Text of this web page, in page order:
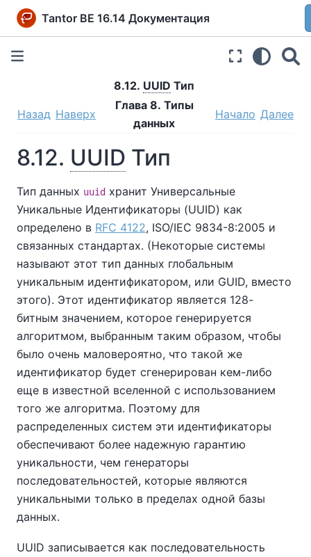
Tantor BE 16.14 Документация
8.12. UUID Тип
Назад Наверх
Глава 8. Типы
данных
Начало Далее
8.12. UUID Тип
Тип данных uuid хранит Универсальные
Уникальные Идентификаторы (UUID) как
определено в RFC 4122, ISO/IEC 9834-8:2005 и
связанных стандартах. (Некоторые системы
называют этот тип данных глобальным
уникальным идентификатором, или GUID, вместо
этого). Этот идентификатор является 128-
битным значением, которое генерируется
алгоритмом, выбранным таким образом, чтобы
было очень маловероятно, что такой же
идентификатор будет сгенерирован кем-либо
еще в известной вселенной с использованием
того же алгоритма. Поэтому для
распределенных систем эти идентификаторы
обеспечивают более надежную гарантию
уникальности, чем генераторы
последовательностей, которые являются
уникальными только в пределах одной базы
данных.
UUID записывается как последовательность